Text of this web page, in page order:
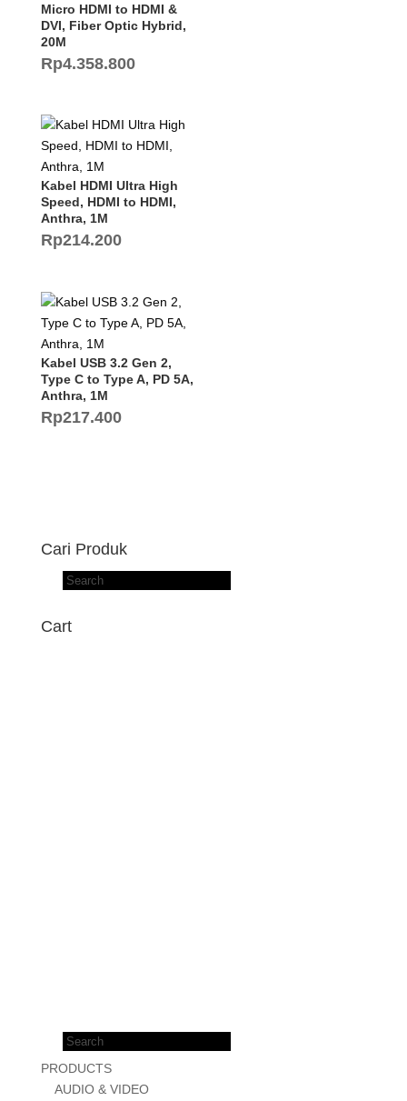
Micro HDMI to HDMI &
DVI, Fiber Optic Hybrid,
20M
Rp4.358.800
Kabel HDMI Ultra High
Speed, HDMI to HDMI,
Anthra, 1M
Rp214.200
Kabel USB 3.2 Gen 2,
Type C to Type A, PD 5A,
Anthra, 1M
Rp217.400
Cari Produk
Products
Cart
Products
PRODUCTS
AUDIO & VIDEO